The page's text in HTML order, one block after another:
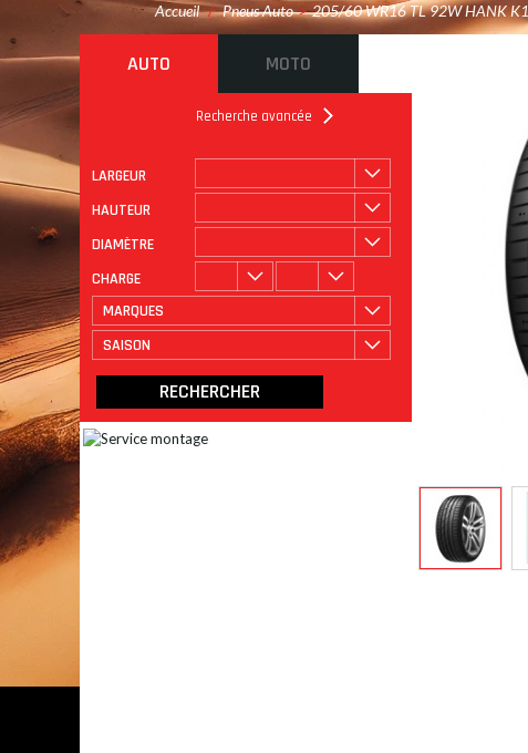
Accueil / Pneus Auto > 205/60 WR16 TL 92W HANK
AUTO MOTO
Recherche avancée
LARGEUR
HAUTEUR
DIAMÈTRE
CHARGE
MARQUES
SAISON
ROULAGE À